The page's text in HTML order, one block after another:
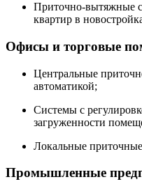
Приточно-вытяжные
квартир в
Офисы и торговые
Центральные
автоматикой;
Системы с
загруженности
Локальные
Промышленные